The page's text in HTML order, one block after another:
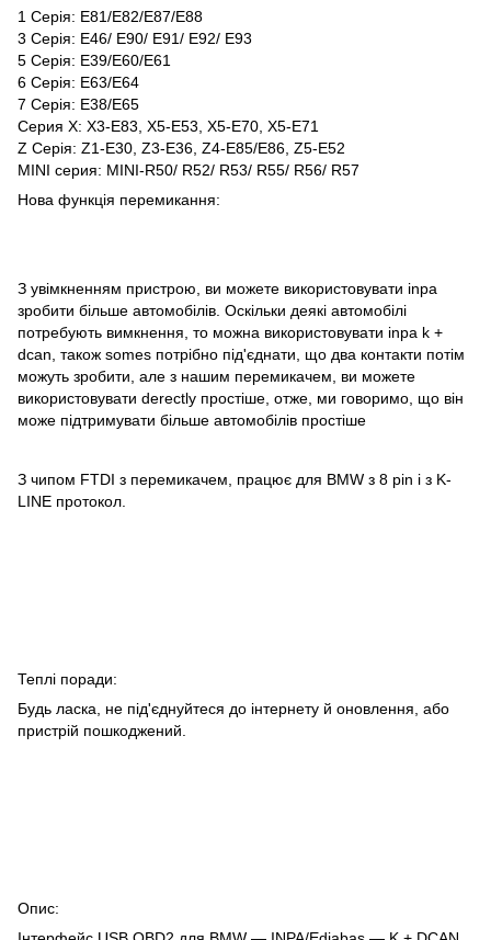
1 Серія: E81/E82/E87/E88
3 Серія: E46/ E90/ E91/ E92/ E93
5 Серія: E39/E60/E61
6 Серія: E63/E64
7 Серія: E38/E65
Серия X: X3-E83, X5-E53, X5-E70, X5-E71
Z Серія: Z1-E30, Z3-E36, Z4-E85/E86, Z5-E52
MINI серия: MINI-R50/ R52/ R53/ R55/ R56/ R57
Нова функція перемикання:
З увімкненням пристрою, ви можете використовувати inpa
зробити більше автомобілів. Оскільки деякі автомобілі
потребують вимкнення, то можна використовувати inpa k +
dcan, також somes потрібно під'єднати, що два контакти потім
можуть зробити, але з нашим перемикачем, ви можете
використовувати derectly простіше, отже, ми говоримо, що він
може підтримувати більше автомобілів простіше
З чипом FTDI з перемикачем, працює для BMW з 8 pin і з K-
LINE протокол.
Теплі поради:
Будь ласка, не під'єднуйтеся до інтернету й оновлення, або
пристрій пошкоджений.
Опис: